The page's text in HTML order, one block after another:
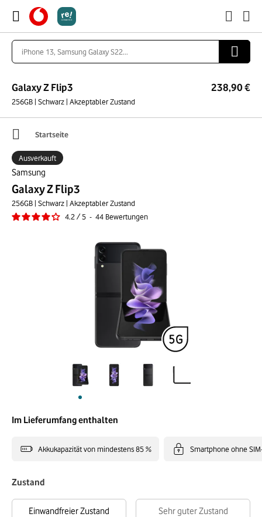
Galaxy Z Flip3
256GB | Schwarz | Akzeptabler Zustand
238,90 €
Startseite
Samsung
Galaxy Z Flip3
256GB | Schwarz | Akzeptabler Zustand
4.2 /5 - 44 Bewertungen
Ausverkauft
Im Lieferumfang enthalten
Akkukapazität von mindestens 85 % Smartphone ohne
Zustand
Einwandfreier Zustand Sehr guter Zustand